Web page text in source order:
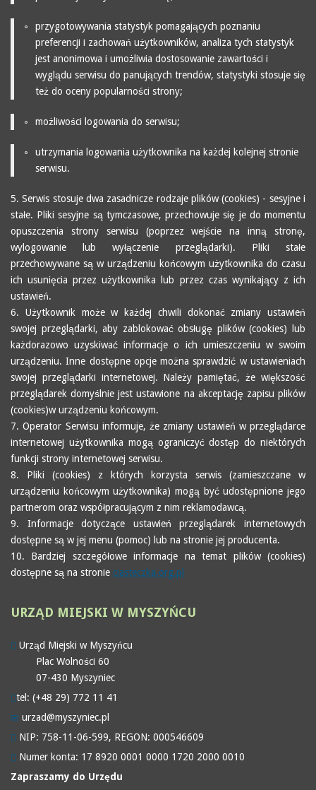
przygotowywania statystyk pomagających poznaniu
preferencji i zachowań użytkowników, analiza tych statystyk
jest anonimowa i umożliwia dostosowanie zawartości i
wyglądu serwisu do panujących trendów, statystyki stosuje się
też do oceny popularności strony;
możliwości logowania do serwisu;
utrzymania logowania użytkownika na każdej kolejnej stronie
serwisu.
5. Serwis stosuje dwa zasadnicze rodzaje plików (cookies) - sesyjne i
stałe. Pliki sesyjne są tymczasowe, przechowuje się je do momentu
opuszczenia strony serwisu (poprzez wejście na inną stronę,
wylogowanie lub wyłączenie przeglądarki). Pliki stałe
przechowywane są w urządzeniu końcowym użytkownika do czasu
ich usunięcia przez użytkownika lub przez czas wynikający z ich
ustawień.
6. Użytkownik może w każdej chwili dokonać zmiany ustawień
swojej przeglądarki, aby zablokować obsługę plików (cookies) lub
każdorazowo uzyskiwać informacje o ich umieszczeniu w swoim
urządzeniu. Inne dostępne opcje można sprawdzić w ustawieniach
swojej przeglądarki internetowej. Należy pamiętać, że większość
przeglądarek domyślnie jest ustawione na akceptację zapisu plików
(cookies)w urządzeniu końcowym.
7. Operator Serwisu informuje, że zmiany ustawień w przeglądarce
internetowej użytkownika mogą ograniczyć dostęp do niektórych
funkcji strony internetowej serwisu.
8. Pliki (cookies) z których korzysta serwis (zamieszczane w
urządzeniu końcowym użytkownika) mogą być udostępnione jego
partnerom oraz współpracującym z nim reklamodawcą.
9. Informacje dotyczące ustawień przeglądarek internetowych
dostępne są w jej menu (pomoc) lub na stronie jej producenta.
10. Bardziej szczegółowe informacje na temat plików (cookies)
dostępne są na stronie ciasteczka.org.pl
URZĄD MIEJSKI W MYSZYŃCU
Urząd Miejski w Myszyńcu
Plac Wolności 60
07-430 Myszyniec
tel: (+48 29) 772 11 41
urzad@myszyniec.pl
NIP: 758-11-06-599, REGON: 000546609
Numer konta: 17 8920 0001 0000 1720 2000 0010
Zapraszamy do Urzędu